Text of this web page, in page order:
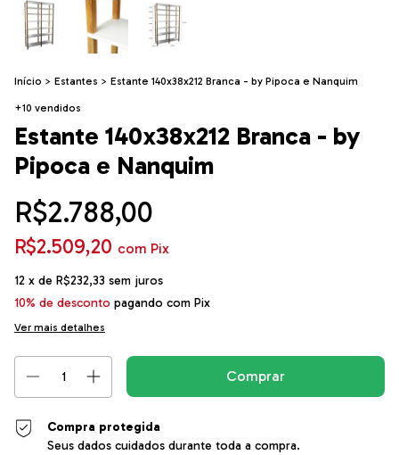
Início > Estantes > Estante 140x38x212 Branca - by Pipoca e Nanquim
+10 vendidos
Estante 140x38x212 Branca - by
Pipoca e Nanquim
R$2.788,00
R$2.509,20 com Pix
12 x de R$232,33 sem juros
10% de desconto pagando com Pix
Ver mais detalhes
Compra protegida
Seus dados cuidados durante toda a compra.